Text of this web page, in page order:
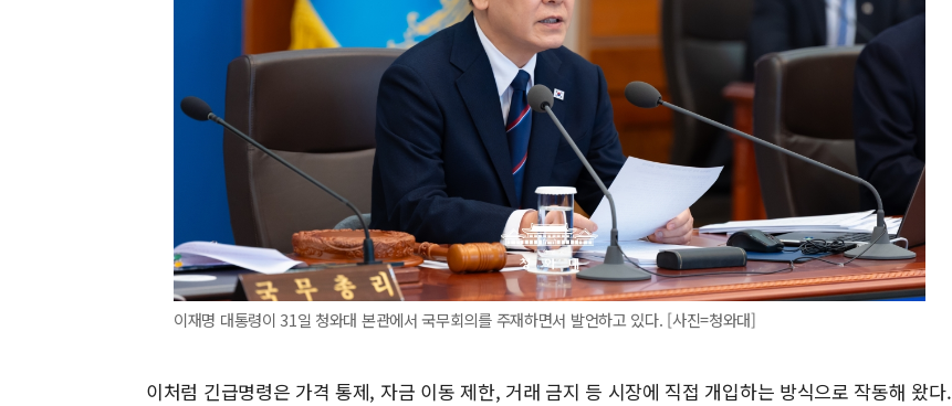
이재명 대통령이 31일 청와대 본관에서 국무회의를 주재하면서 발언하고 있다. [사진=청와대]
이처럼 긴급명령은 가격 통제, 자금 이동 제한, 거래 금지 등 시장에 직접 개입하는 방식으로 작동해 왔다.